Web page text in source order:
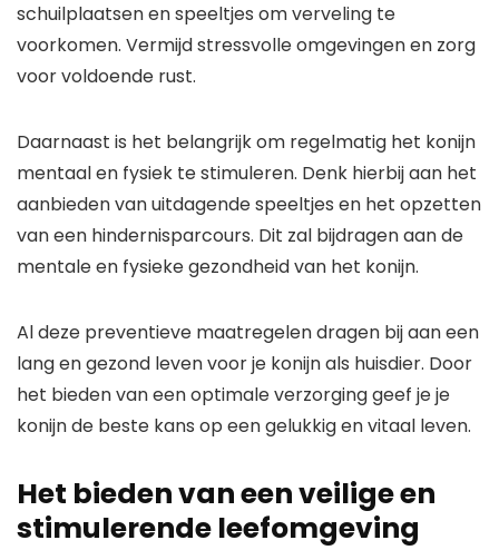
schuilplaatsen en speeltjes om verveling te
voorkomen. Vermijd stressvolle omgevingen en zorg
voor voldoende rust.
Daarnaast is het belangrijk om regelmatig het konijn
mentaal en fysiek te stimuleren. Denk hierbij aan het
aanbieden van uitdagende speeltjes en het opzetten
van een hindernisparcours. Dit zal bijdragen aan de
mentale en fysieke gezondheid van het konijn.
Al deze preventieve maatregelen dragen bij aan een
lang en gezond leven voor je konijn als huisdier. Door
het bieden van een optimale verzorging geef je je
konijn de beste kans op een gelukkig en vitaal leven.
Het bieden van een veilige en
stimulerende leefomgeving